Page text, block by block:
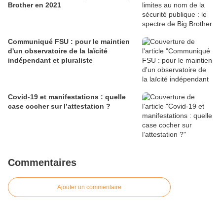
Brother en 2021
Communiqué FSU : pour le maintien
d'un observatoire de la laïcité
indépendant et pluraliste
Covid-19 et manifestations : quelle
case cocher sur l’attestation ?
Commentaires
Ajouter un commentaire